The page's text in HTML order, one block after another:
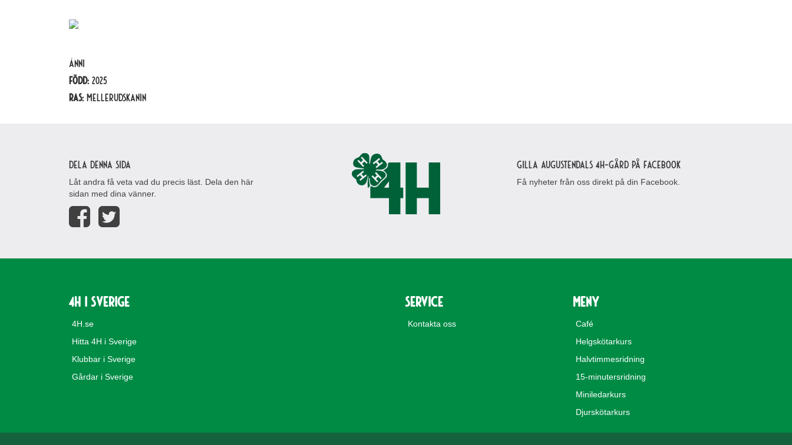
Ánni
Född:2025
Ras:Mellerudskanin
Dela denna sida
Låt andra få veta vad du precis läst. Dela den här
sidan med dina vänner.
Gilla Augustendals 4H-gård på Facebook
Få nyheter från oss direkt på din Facebook.
4H i Sverige
4H.se
Hitta 4H i Sverige
Klubbar i Sverige
Gårdar i Sverige
Service
Kontakta oss
Meny
Café
Helgskötarkurs
Halvtimmesridning
15-minutersridning
Miniledarkurs
Djurskötarkurs